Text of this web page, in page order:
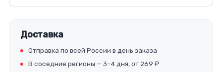
Доставка
Отправка по всей России в день заказа
В соседние регионы — 3–4 дня, от 269 ₽